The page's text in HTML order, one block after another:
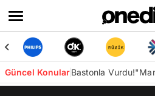
Güncel KonularBastonla Vurdu!